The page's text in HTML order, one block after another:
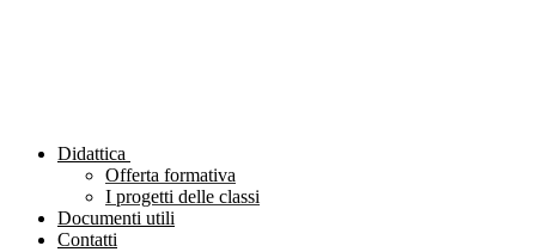
Didattica
Offerta formativa
I progetti delle classi
Documenti utili
Contatti